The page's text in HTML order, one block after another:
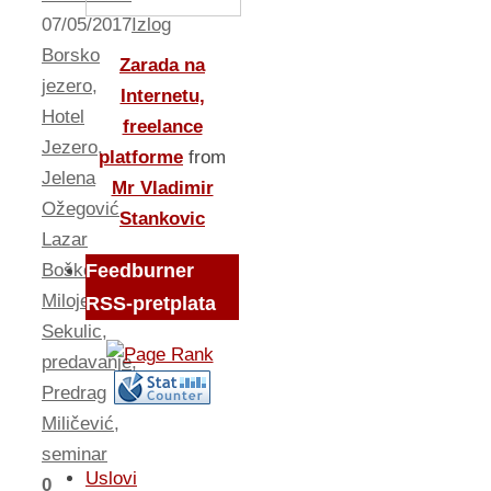
07/05/2017Izlog
Borsko
jezero,
Hotel
Jezero,
Jelena
Ožegović,
Lazar
Bošković,
Miloje
Sekulic,
predavanje,
Predrag
Miličević,
seminar
0
Zarada na
Internetu,
freelance
platforme from
Mr Vladimir
Stankovic
Feedburner
RSS-pretplata
Uslovi